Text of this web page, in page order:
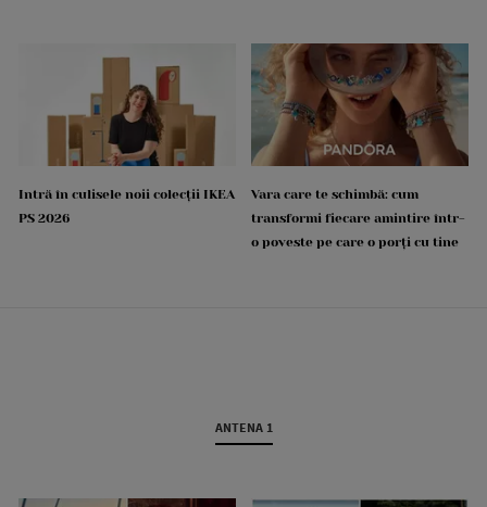
Intră în culisele noii colecții IKEA
PS 2026
Vara care te schimbă: cum
transformi fiecare amintire într-
o poveste pe care o porți cu tine
ANTENA 1